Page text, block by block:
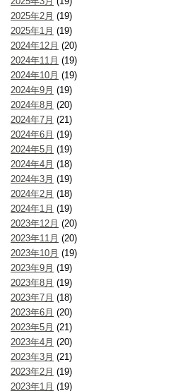
2025年2月 (19)
2025年1月 (19)
2024年12月 (20)
2024年11月 (19)
2024年10月 (19)
2024年9月 (19)
2024年8月 (20)
2024年7月 (21)
2024年6月 (19)
2024年5月 (19)
2024年4月 (18)
2024年3月 (19)
2024年2月 (18)
2024年1月 (19)
2023年12月 (20)
2023年11月 (20)
2023年10月 (19)
2023年9月 (19)
2023年8月 (19)
2023年7月 (18)
2023年6月 (20)
2023年5月 (21)
2023年4月 (20)
2023年3月 (21)
2023年2月 (19)
2023年1月 (19)